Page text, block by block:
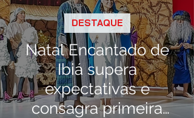
Natal Encantado de
Ibiá supera
expectativas e
consagra primeira
DESTAQUE